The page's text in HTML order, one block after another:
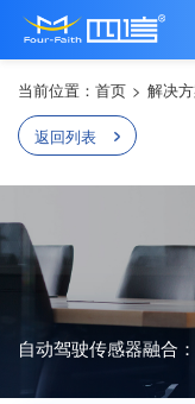
当前位置： 首页 > 解决
返回列表
自动驾驶传感器融合